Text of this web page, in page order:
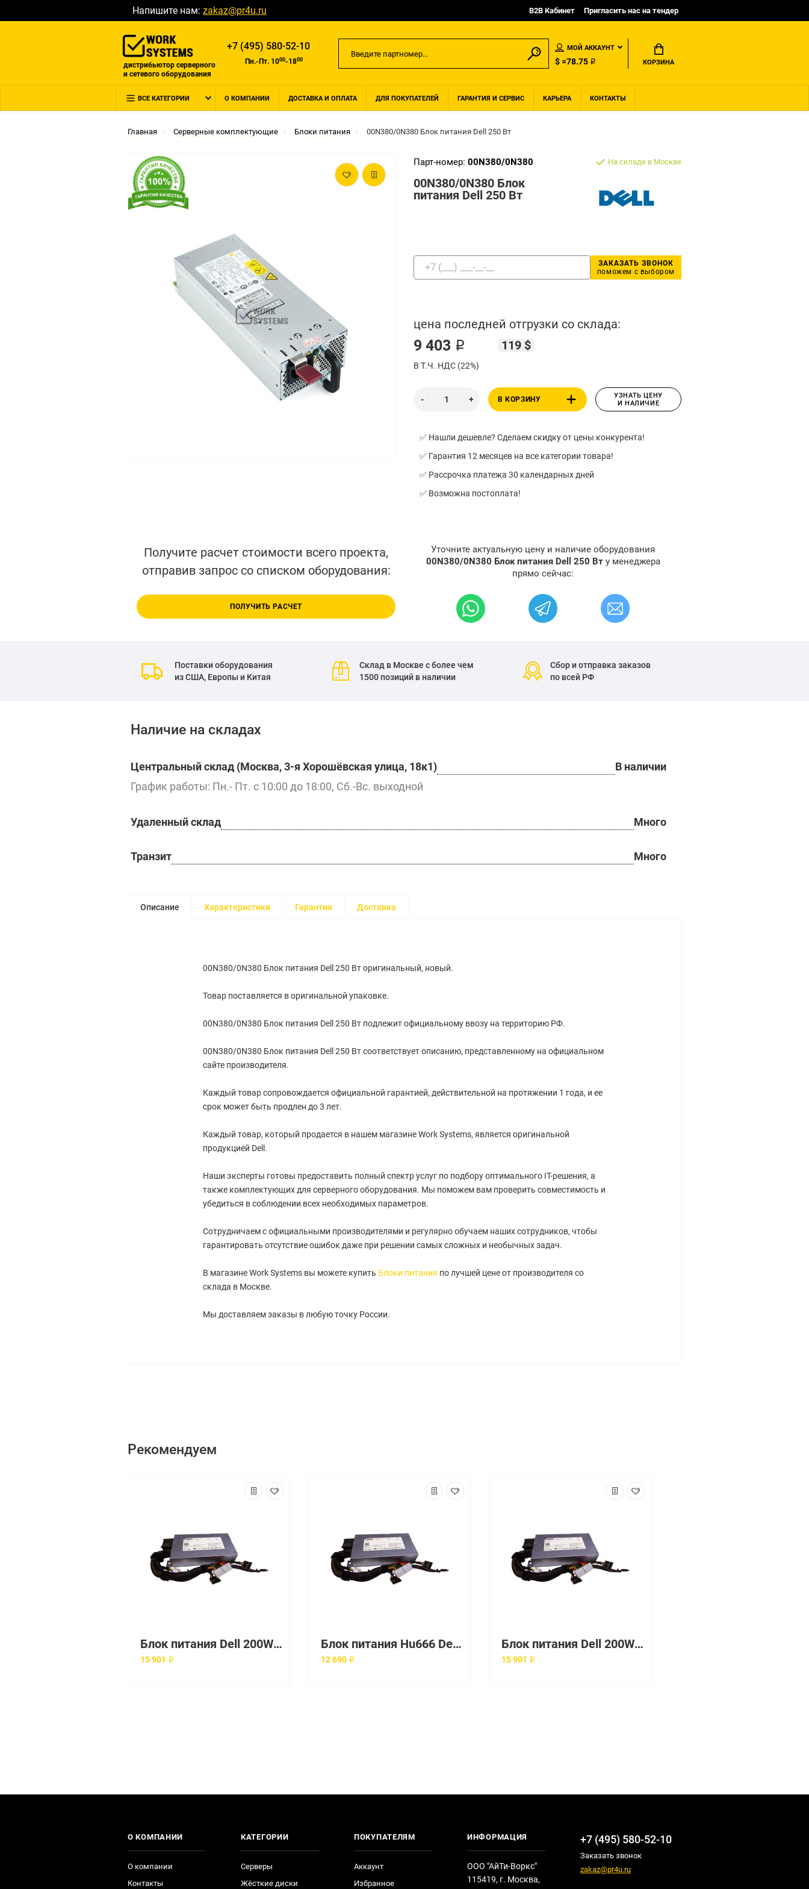
Напишите нам: zakaz@pr4u.ru B2B Кабинет Пригласить нас на тендер
дистрибьютор серверного
и сетевого оборудования
+7 (495) 580-52-10
Пн.-Пт. 1000-1800
МОЙ АККАУНТ
$ =78.75 ₽ КОРЗИНА
ВСЕ КАТЕГОРИИ О КОМПАНИИ ДОСТАВКА И ОПЛАТА ДЛЯ ПОКУПАТЕЛЕЙ ГАРАНТИЯ И СЕРВИС КАРЬЕРА КОНТАКТЫ
Главная Серверные комплектующие Блоки питания 00N380/0N380 Блок питания Dell 250 Вт
Парт-номер: 00N380/0N380
00N380/0N380 Блок
питания Dell 250 Вт
На складе в Москве
ЗАКАЗАТЬ ЗВОНОК
поможем с выбором
цена последней отгрузки со склада:
9 403 ₽ 119 $
В Т.Ч. НДС (22%)
В КОРЗИНУ
УЗНАТЬ ЦЕНУ
И НАЛИЧИЕ
✅ Нашли дешевле? Сделаем скидку от цены конкурента!
✅ Гарантия 12 месяцев на все категории товара!
✅ Рассрочка платежа 30 календарных дней
✅ Возможна постоплата!
Получите расчет стоимости всего проекта,
отправив запрос со списком оборудования:
ПОЛУЧИТЬ РАСЧЕТ
Уточните актуальную цену и наличие оборудования
00N380/0N380 Блок питания Dell 250 Вт у менеджера
прямо сейчас:
Поставки оборудования
из США, Европы и Китая
Склад в Москве с более чем
1500 позиций в наличии
Сбор и отправка заказов
по всей РФ
Наличие на складах
Центральный склад (Москва, 3-я Хорошёвская улица, 18к1)
В наличии
График работы: Пн.- Пт. с 10:00 до 18:00, Сб.-Вс. выходной
Удаленный склад Много
Транзит Много
Описание Характеристики Гарантия Доставка
00N380/0N380 Блок питания Dell 250 Вт оригинальный, новый.
Товар поставляется в оригинальной упаковке.
00N380/0N380 Блок питания Dell 250 Вт подлежит официальному ввозу на территорию РФ.
00N380/0N380 Блок питания Dell 250 Вт соответствует описанию, представленному на официальном
сайте производителя.
Каждый товар сопровождается официальной гарантией, действительной на протяжении 1 года, и ее
срок может быть продлен до 3 лет.
Каждый товар, который продается в нашем магазине Work Systems, является оригинальной
продукцией Dell.
Наши эксперты готовы предоставить полный спектр услуг по подбору оптимального IT-решения, а
также комплектующих для серверного оборудования. Мы поможем вам проверить совместимость и
убедиться в соблюдении всех необходимых параметров.
Сотрудничаем с официальными производителями и регулярно обучаем наших сотрудников, чтобы
гарантировать отсутствие ошибок даже при решении самых сложных и необычных задач.
В магазине Work Systems вы можете купить Блоки питания по лучшей цене от производителя со
склада в Москве.
Мы доставляем заказы в любую точку России.
Рекомендуем
Блок питания Dell 200Watt ATX для OptiPlex [NPS-200PB-123]
15 901 ₽
Блок питания Hu666 Dell 650 Вт Non-Redundant Power Supply [HU666]
12 690 ₽
Блок питания Dell 200Watt ATX для OptiPlex GX1 [NPS-200PB-73]
15 901 ₽
О КОМПАНИИ
О компании
Контакты
КАТЕГОРИИ
Серверы
Жёсткие диски
ПОКУПАТЕЛЯМ
Аккаунт
Избранное
ИНФОРМАЦИЯ
ООО "АйТи-Воркс"
115419, г. Москва,
+7 (495) 580-52-10
Заказать звонок
zakaz@pr4u.ru